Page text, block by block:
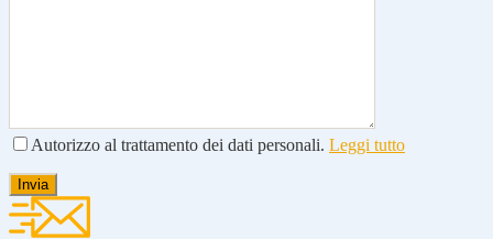
Autorizzo al trattamento dei dati personali. Leggi tutto